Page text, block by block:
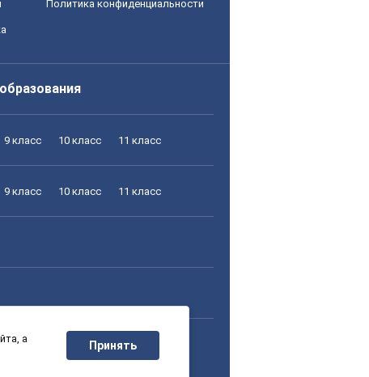
Политика конфиденциальности
9 класс 10 класс 11 класс
9 класс 10 класс 11 класс
9 класс 10 класс 11 класс
а
Принять